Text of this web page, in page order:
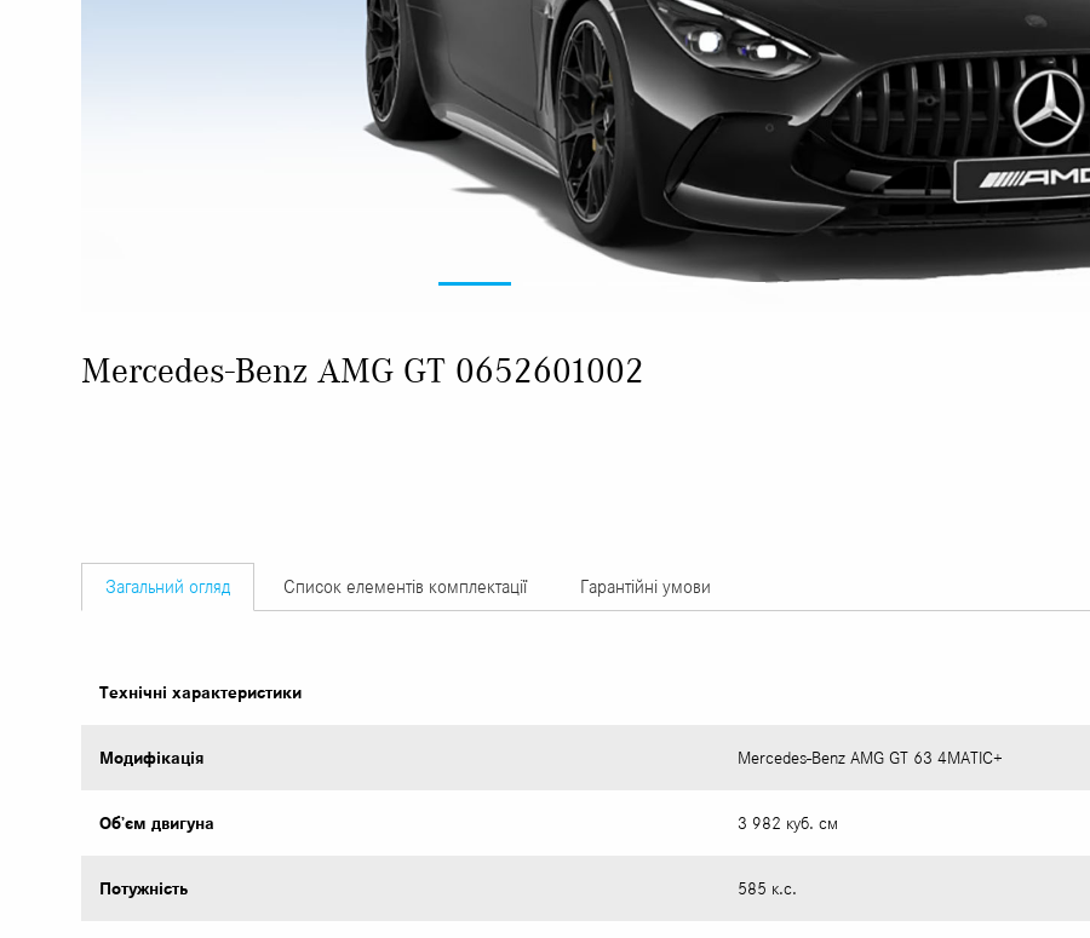
Mercedes-Benz AMG GT 0652601002
Загальний огляд Список елементів комплектації Гарантійні умови
Технічні характеристики
Модифікація Mercedes-Benz AMG GT 63 4MATIC+
Об’єм двигуна 3 982 куб. см
Потужність 585 к.с.